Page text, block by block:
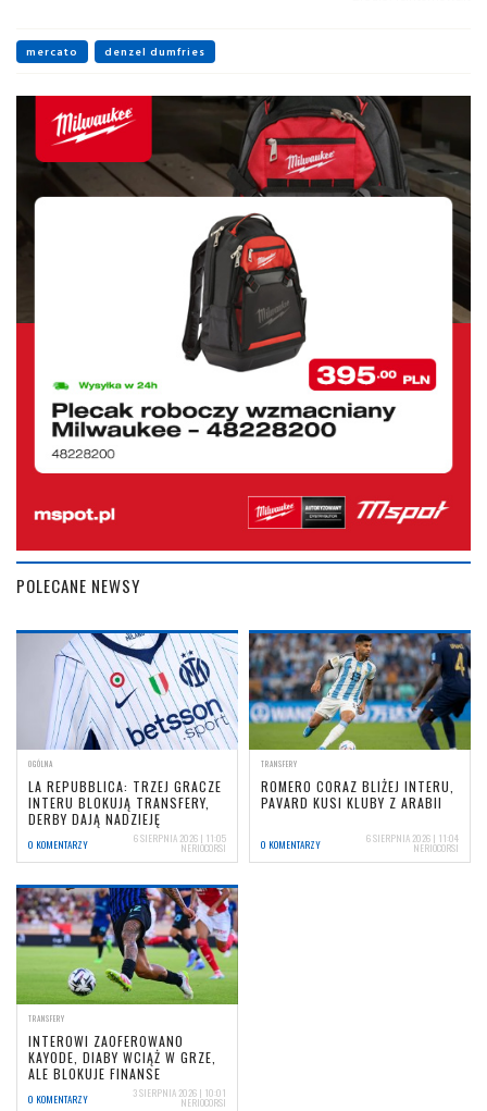
mercato denzel dumfries
POLECANE NEWSY
OGÓLNA
LA REPUBBLICA: TRZEJ GRACZE
INTERU BLOKUJĄ TRANSFERY,
DERBY DAJĄ NADZIEJĘ
0 KOMENTARZY 6 SIERPNIA 2026 | 11:05
NERIOCORSI
TRANSFERY
ROMERO CORAZ BLIŻEJ INTERU,
PAVARD KUSI KLUBY Z ARABII
0 KOMENTARZY 6 SIERPNIA 2026 | 11:04
NERIOCORSI
TRANSFERY
INTEROWI ZAOFEROWANO
KAYODE, DIABY WCIĄŻ W GRZE,
ALE BLOKUJE FINANSE
0 KOMENTARZY 3 SIERPNIA 2026 | 10:01
NERIOCORSI